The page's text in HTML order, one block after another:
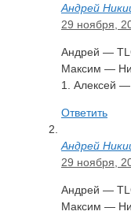
Андрей
29 ноября,
Андрей —
Максим —
1. Алексей
Ответить
Андрей
29 ноября,
Андрей —
Максим —